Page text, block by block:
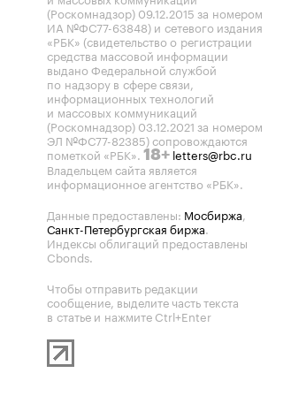
(Роскомнадзор) 09.12.2015 за номером
ИА №ФС77-63848) и сетевого издания
«РБК» (свидетельство о регистрации
средства массовой информации
выдано Федеральной службой
по надзору в сфере связи,
информационных технологий
и массовых коммуникаций
(Роскомнадзор) 03.12.2021 за номером
ЭЛ №ФС77-82385) сопровождаются
пометкой «РБК». 18+ letters@rbc.ru
Владельцем сайта является
информационное агентство «РБК».
Данные предоставлены: Мосбиржа,
Санкт-Петербургская биржа.
Индексы облигаций предоставлены
Cbonds.
Чтобы отправить редакции
сообщение, выделите часть текста
в статье и нажмите Ctrl+Enter